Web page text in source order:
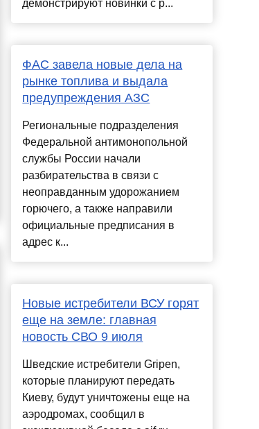
демонстрируют новинки с р...
ФАС завела новые дела на
рынке топлива и выдала
предупреждения АЗС
Региональные подразделения
Федеральной антимонопольной
службы России начали
разбирательства в связи с
неоправданным удорожанием
горючего, а также направили
официальные предписания в
адрес к...
Новые истребители ВСУ горят
еще на земле: главная
новость СВО 9 июля
Шведские истребители Gripen,
которые планируют передать
Киеву, будут уничтожены еще на
аэродромах, сообщил в